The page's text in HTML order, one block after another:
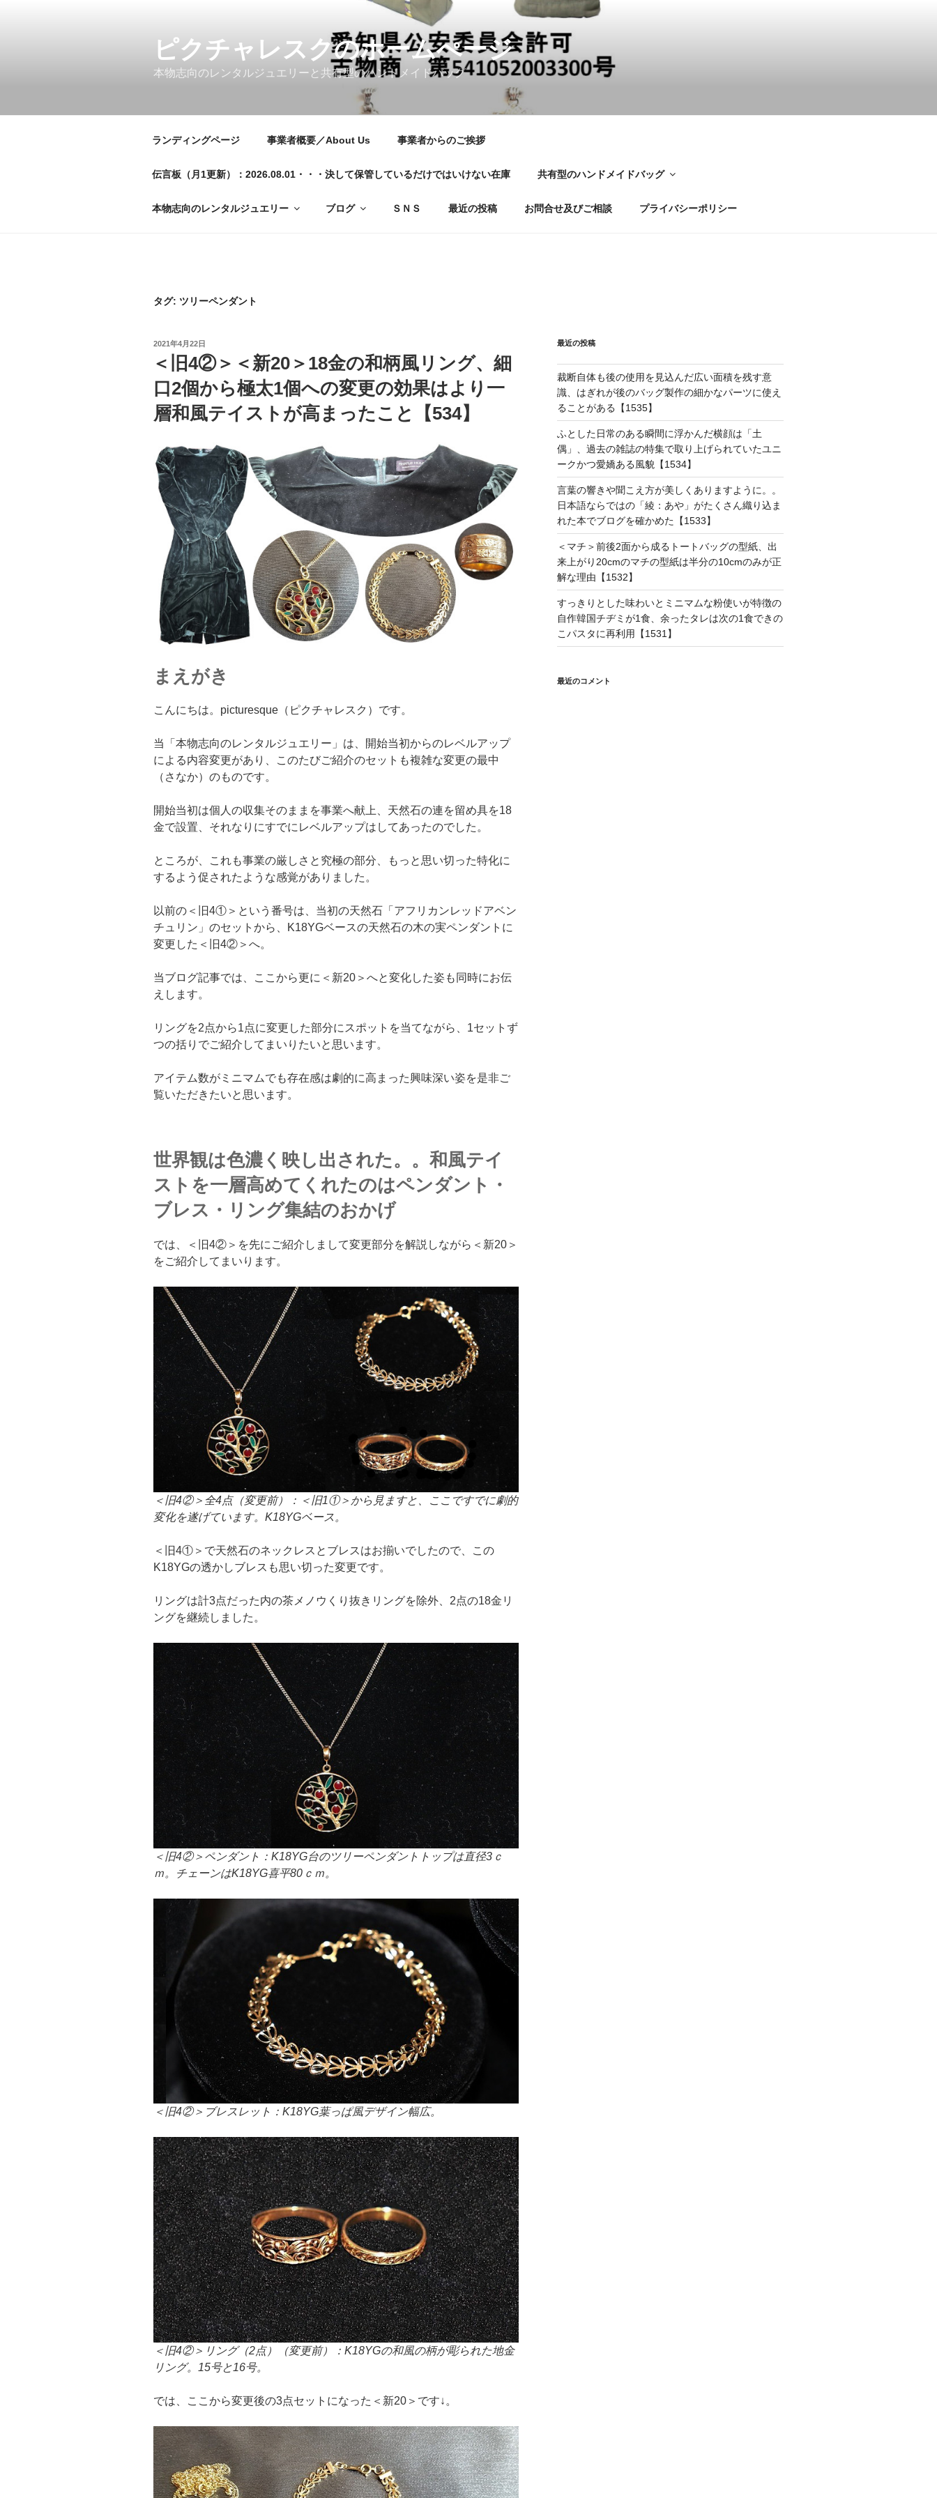
ピクチャレスクのホームぺージ
本物志向のレンタルジュエリーと共有型のハンドメイドバッグ
ランディングページ 事業者概要／About Us 事業者からのご挨拶
伝言板（月1更新）：2026.08.01・・・決して保管しているだけではいけない在庫 共有型のハンドメイドバッグ
本物志向のレンタルジュエリー ブログ ＳＮＳ 最近の投稿 お問合せ及びご相談 プライバシーポリシー
タグ: ツリーペンダント
投
日:
2021年4月22日
＜旧4②＞＜新20＞18金の和柄風リング、細
口2個から極太1個への変更の効果はより一
層和風テイストが高まったこと【534】
まえがき
こんにちは。picturesque（ピクチャレスク）です。
当「本物志向のレンタルジュエリー」は、開始当初からのレベルアップ
による内容変更があり、このたびご紹介のセットも複雑な変更の最中
（さなか）のものです。
開始当初は個人の収集そのままを事業へ献上、天然石の連を留め具を18
金で設置、それなりにすでにレベルアップはしてあったのでした。
ところが、これも事業の厳しさと究極の部分、もっと思い切った特化に
するよう促されたような感覚がありました。
以前の＜旧4①＞という番号は、当初の天然石「アフリカンレッドアベン
チュリン」のセットから、K18YGベースの天然石の木の実ペンダントに
変更した＜旧4②＞へ。
当ブログ記事では、ここから更に＜新20＞へと変化した姿も同時にお伝
えします。
リングを2点から1点に変更した部分にスポットを当てながら、1セットず
つの括りでご紹介してまいりたいと思います。
アイテム数がミニマムでも存在感は劇的に高まった興味深い姿を是非ご
覧いただきたいと思います。
世界観は色濃く映し出された。。和風テイ
ストを一層高めてくれたのはペンダント・
ブレス・リング集結のおかげ
では、＜旧4②＞を先にご紹介しまして変更部分を解説しながら＜新20＞
をご紹介してまいります。
＜旧4②＞全4点（変更前）：＜旧1①＞から見ますと、ここですでに劇的
変化を遂げています。K18YGベース。
＜旧4①＞で天然石のネックレスとブレスはお揃いでしたので、この
K18YGの透かしブレスも思い切った変更です。
リングは計3点だった内の茶メノウくり抜きリングを除外、2点の18金リ
ングを継続しました。
＜旧4②＞ペンダント：K18YG台のツリーペンダントトップは直径3ｃ
ｍ。チェーンはK18YG喜平80ｃｍ。
＜旧4②＞ブレスレット：K18YG葉っぱ風デザイン幅広。
＜旧4②＞リング（2点）（変更前）：K18YGの和風の柄が彫られた地金
リング。15号と16号。
では、ここから変更後の3点セットになった＜新20＞です↓。
最近の投稿
裁断自体も後の使用を見込んだ広い面積を残す意
識、はぎれが後のバッグ製作の細かなパーツに使え
ることがある【1535】
ふとした日常のある瞬間に浮かんだ横顔は「土
偶」、過去の雑誌の特集で取り上げられていたユニ
ークかつ愛嬌ある風貌【1534】
言葉の響きや聞こえ方が美しくありますように。。
日本語ならではの「綾：あや」がたくさん織り込ま
れた本でブログを確かめた【1533】
＜マチ＞前後2面から成るトートバッグの型紙、出
来上がり20cmのマチの型紙は半分の10cmのみが正
解な理由【1532】
すっきりとした味わいとミニマムな粉使いが特徴の
自作韓国チヂミが1食、余ったタレは次の1食できの
こパスタに再利用【1531】
最近のコメント